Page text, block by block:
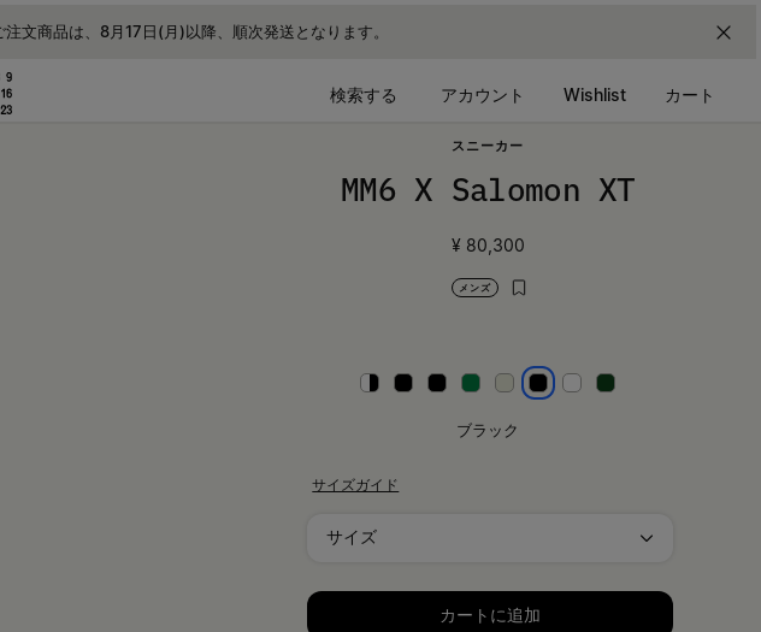
文商品は、8月17日(月)以降、順次発送となります。
検索する アカウント Wishlist カート
スニーカー
MM6 X Salomon XT
¥ 80,300
メンズ
ホワイト
ブラック/シルバー
ブラック/レッド
ライムグリーン
ライトグレー
ブラック
ブラック
ホワイトグリーン
サイズガイド
サイズを選択してください
カートに追加